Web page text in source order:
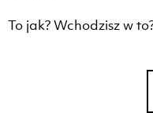
To jak? Wchodzisz w